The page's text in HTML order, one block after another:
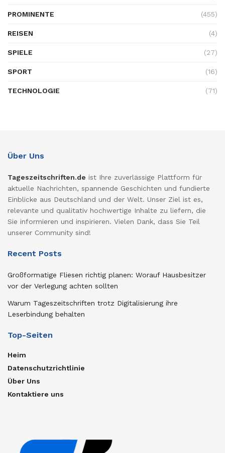
PROMINENTE (455)
REISEN (4)
SPIELE (27)
SPORT (16)
TECHNOLOGIE (71)
Über Uns
Tageszeitschriften.de ist Ihre zuverlässige Plattform für
aktuelle Nachrichten, spannende Geschichten und fundierte
Einblicke aus Deutschland und der Welt. Unser Ziel ist es,
relevante und qualitativ hochwertige Inhalte zu liefern, die
Sie informieren und inspirieren. Vielen Dank, dass Sie Teil
unserer Community sind!
Recent Posts
Großformatige Fliesen richtig planen: Worauf Hausbesitzer
vor der Verlegung achten sollten
Warum Tageszeitschriften trotz Digitalisierung ihre
Leserbindung behalten
Top-Seiten
Heim
Datenschutzrichtlinie
Über Uns
Kontaktiere uns